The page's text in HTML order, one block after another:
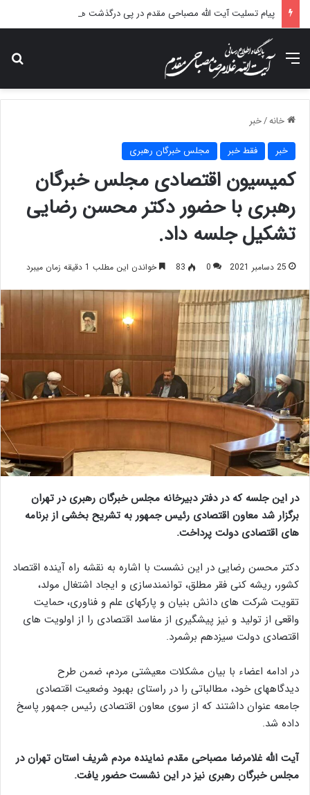
منو
خانه/خبر
خبر فقط خبر مجلس خبرگان رهبری
کمیسیون اقتصادی مجلس خبرگان
رهبری با حضور دکتر محسن رضایی
تشکیل جلسه داد.
25 دسامبر 2021 0
83 خواندن این مطلب 1 دقیقه زمان میبرد
در این جلسه که در دفتر دبیرخانه مجلس خبرگان رهبری در تهران
برگزار شد معاون اقتصادی رئیس جمهور به تشریح بخشی از برنامه
های اقتصادی دولت پرداخت.
دکتر محسن رضایی در این نشست با اشاره به نقشه راه آینده اقتصاد
کشور، ریشه کنی فقر مطلق، توانمندسازی و ایجاد اشتغال مولد،
تقویت شرکت های دانش بنیان و پارکهای علم و فناوری، حمایت
واقعی از تولید و نیز پیشگیری از مفاسد اقتصادی را از اولویت های
اقتصادی دولت سیزدهم برشمرد.
در ادامه اعضاء با بیان مشکلات معیشتی مردم، ضمن طرح
دیدگاههای خود، مطالباتی را در راستای بهبود وضعیت اقتصادی
جامعه عنوان داشتند که از سوی معاون اقتصادی رئیس جمهور پاسخ
داده شد.
آیت الله غلامرضا مصباحی مقدم نماینده مردم شریف استان تهران در
مجلس خبرگان رهبری نیز در این نشست حضور یافت.